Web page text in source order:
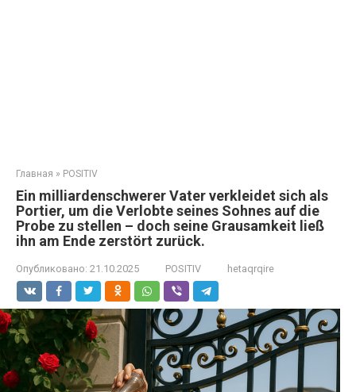
Главная » POSITIV
Ein milliardenschwerer Vater verkleidet sich als
Portier, um die Verlobte seines Sohnes auf die
Probe zu stellen – doch seine Grausamkeit ließ
ihn am Ende zerstört zurück.
Опубликовано: 21.10.2025 POSITIV hetaqrqire